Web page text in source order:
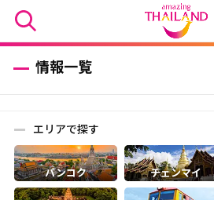
情報一覧
エリアで探す
バンコク チェンマイ